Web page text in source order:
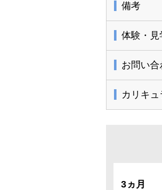
備考
体験・見
お問い合
カリキュ
3ヵ月